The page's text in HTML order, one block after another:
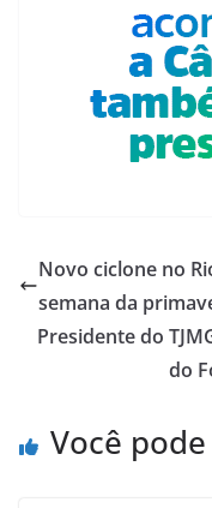
Novo ciclone no
semana da
Presidente do
do
Você